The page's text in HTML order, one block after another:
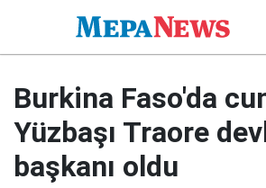
Burkina Faso'da
Yüzbaşı Traore
başkanı oldu